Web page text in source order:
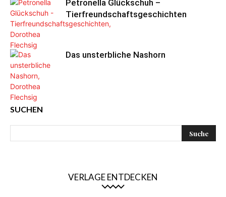
Petronella Glückschuh –
Tierfreundschaftsgeschichten
Das unsterbliche Nashorn
SUCHEN
VERLAGE ENTDECKEN